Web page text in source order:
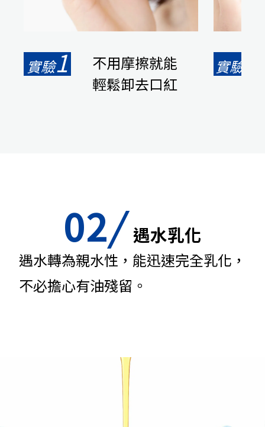
實驗1
不用摩擦就能
輕鬆卸去口紅
實驗
02/ 遇水乳化
遇水轉為親水性，能迅速完全乳化，
不必擔心有油殘留。